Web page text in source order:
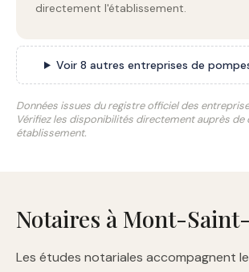
directement l'établissement.
Voir 8 autres entreprises de
Données issues du registre officiel des
Vérifiez les disponibilités directement auprès de
établissement.
Notaires à Mont-
Les études notariales accompagnent